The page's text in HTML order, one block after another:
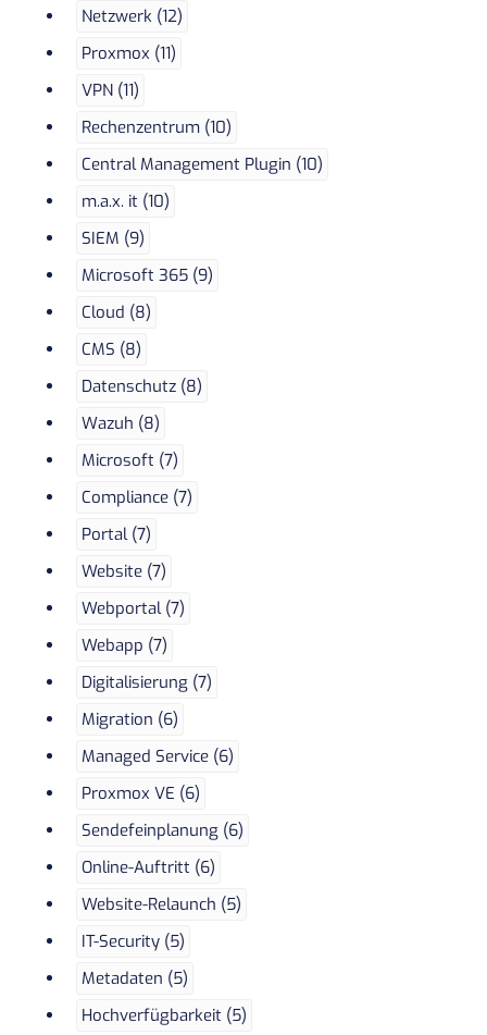
Netzwerk (12)
Proxmox (11)
VPN (11)
Rechenzentrum (10)
Central Management Plugin (10)
m.a.x. it (10)
SIEM (9)
Microsoft 365 (9)
Cloud (8)
CMS (8)
Datenschutz (8)
Wazuh (8)
Microsoft (7)
Compliance (7)
Portal (7)
Website (7)
Webportal (7)
Webapp (7)
Digitalisierung (7)
Migration (6)
Managed Service (6)
Proxmox VE (6)
Sendefeinplanung (6)
Online-Auftritt (6)
Website-Relaunch (5)
IT-Security (5)
Metadaten (5)
Hochverfügbarkeit (5)